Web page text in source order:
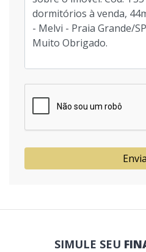
SIMULE SEU